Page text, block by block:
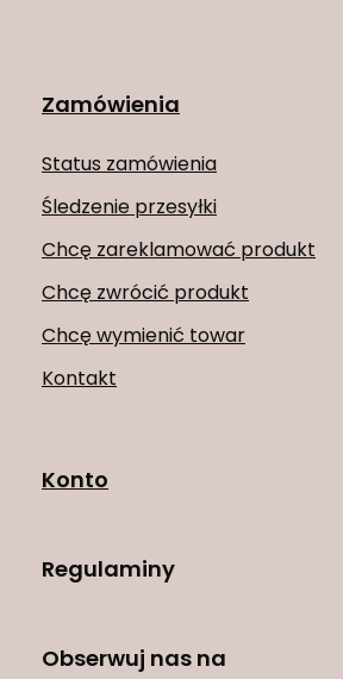
Zamówienia
Status zamówienia
Śledzenie przesyłki
Chcę zareklamować produkt
Chcę zwrócić produkt
Chcę wymienić towar
Kontakt
Konto
Regulaminy
Obserwuj nas na